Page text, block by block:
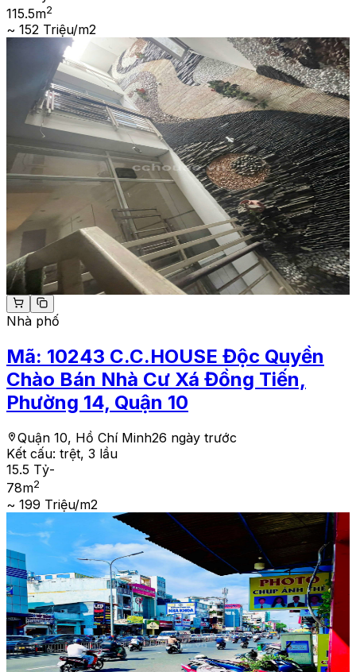
115.5m2
~ 152 Triệu/m2
Nhà phố
Mã: 10243 C.C.HOUSE Độc Quyền
Chào Bán Nhà Cư Xá Đồng Tiến,
Phường 14, Quận 10
Quận 10, Hồ Chí Minh26 ngày trước
Kết cấu: trệt, 3 lầu
15.5 Tỷ-
78m2
~ 199 Triệu/m2